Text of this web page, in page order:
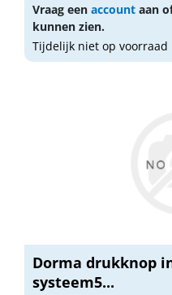
Vraag een account aan
kunnen zien.
Tijdelijk niet op voorraad
Dorma drukknop
systeem5...